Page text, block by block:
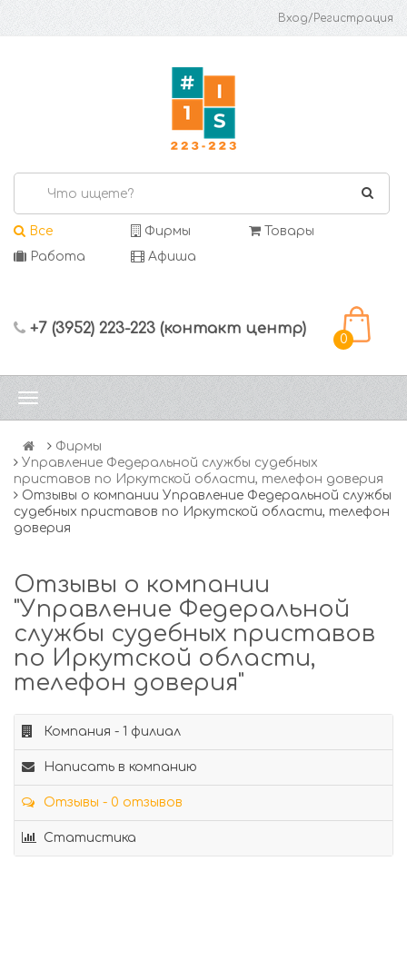
Вход/Регистрация
Все Фирмы
Товары
Работа
Афиша
+7 (3952) 223-223 (контакт центр)
0
Фирмы
Управление Федеральной службы судебных
приставов по Иркутской области, телефон доверия
Отзывы о компании Управление Федеральной службы
судебных приставов по Иркутской области, телефон
доверия
Отзывы о компании
"Управление Федеральной
службы судебных приставов
по Иркутской области,
телефон доверия"
Компания - 1 филиал
Написать в компанию
Отзывы - 0 отзывов
Статистика